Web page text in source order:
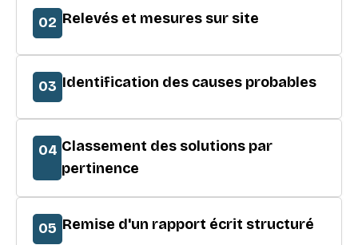
02 Relevés et mesures sur site
03 Identification des causes probables
04 Classement des solutions par
pertinence
05 Remise d'un rapport écrit structuré